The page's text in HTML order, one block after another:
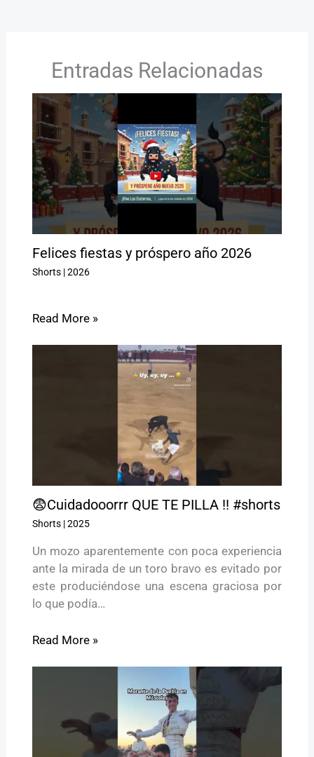
Entradas Relacionadas
Felices fiestas y próspero año 2026
Shorts|2026
Read More »
😨Cuidadooorrr QUE TE PILLA !! #shorts
Shorts|2025
Un mozo aparentemente con poca experiencia
ante la mirada de un toro bravo es evitado por
este produciéndose una escena graciosa por
lo que podía…
Read More »